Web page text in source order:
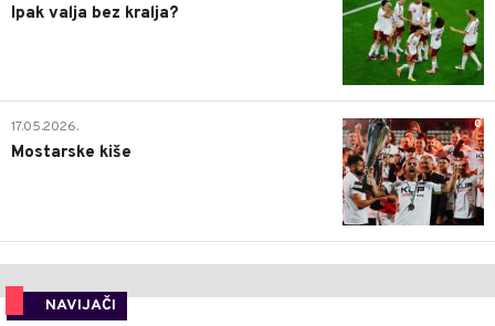
Ipak valja bez kralja?
0
17.05.2026.
Mostarske kiše
NAVIJAČI